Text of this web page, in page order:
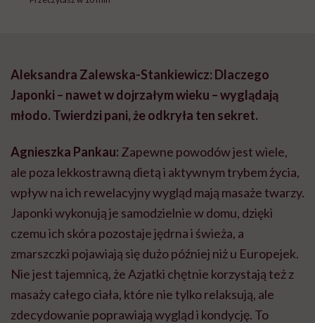
Aleksandra Zalewska-Stankiewicz: Dlaczego
Japonki – nawet w dojrzałym wieku – wyglądają
młodo. Twierdzi pani, że odkryła ten sekret.
Agnieszka Pankau: Zapewne powodów jest wiele,
ale poza lekkostrawną dietą i aktywnym trybem życia,
wpływ na ich rewelacyjny wygląd mają masaże twarzy.
Japonki wykonują je samodzielnie w domu, dzięki
czemu ich skóra pozostaje jędrna i świeża, a
zmarszczki pojawiają się dużo później niż u Europejek.
Nie jest tajemnicą, że Azjatki chętnie korzystają też z
masaży całego ciała, które nie tylko relaksują, ale
zdecydowanie poprawiają wygląd i kondycję. To